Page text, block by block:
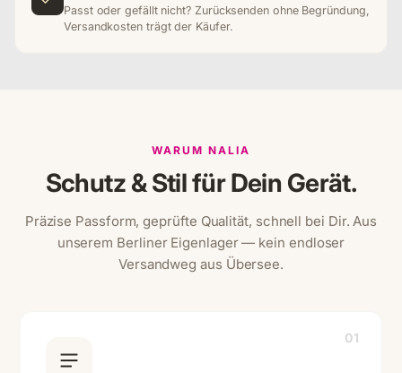
Passt oder gefällt nicht? Zurücksenden ohne Begründung,
Versandkosten trägt der Käufer.
WARUM NALIA
Schutz & Stil für Dein Gerät.
Präzise Passform, geprüfte Qualität, schnell bei Dir. Aus
unserem Berliner Eigenlager — kein endloser
Versandweg aus Übersee.
01